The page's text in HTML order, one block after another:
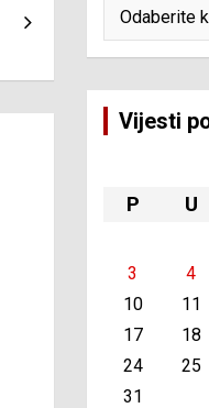
Vijesti
P U
3
4
10
11
17
18
24
25
31